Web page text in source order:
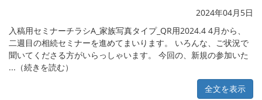
2024年04月5日
入稿用セミナーチラシA_家族写真タイプ_QR用2024.4 4月から、
二週目の相続セミナーを進めてまいります。 いろんな、ご状況で
聞いてくださる方がいらっしゃいます。 今回の、新規の参加いた
...（続きを読む）
全文を表示